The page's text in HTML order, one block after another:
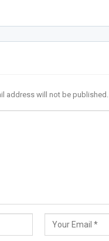
address will not be published.